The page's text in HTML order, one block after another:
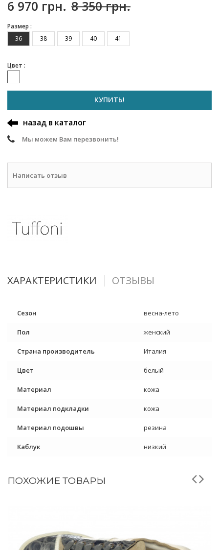
6 970 грн. 8 350 грн.
Размер :
36
38 39 40 41
Цвет :
КУПИТЬ!
назад в каталог
Мы можем Вам перезвонить!
Написать отзыв
ХАРАКТЕРИСТИКИ ОТЗЫВЫ
Сезон весна-лето
Пол женский
Страна производитель Италия
Цвет белый
Материал кожа
Материал подкладки кожа
Материал подошвы резина
Каблук низкий
ПОХОЖИЕ ТОВАРЫ